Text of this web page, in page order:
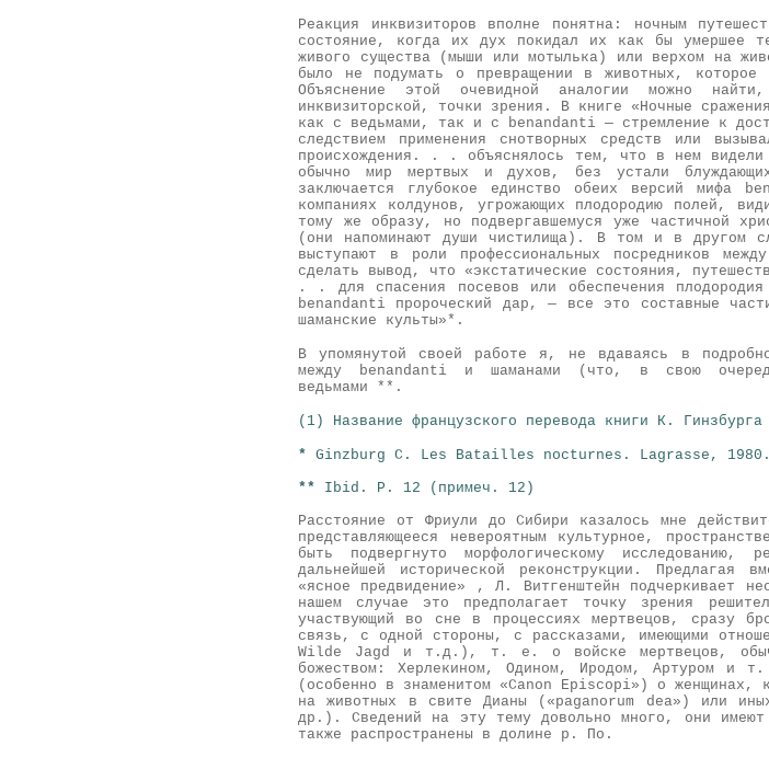
Реакция инквизиторов вполне понятна: ночным
состояние, когда их дух покидал их как бы умершее
живого существа (мыши или мотылька) или верхом на
было не подумать о превращении в животных, которое
Объяснение этой очевидной аналогии можно
инквизиторской, точки зрения. В книге «Ночные
как с ведьмами, так и с benandanti — стремление к
следствием применения снотворных средств или
происхождения. . . объяснялось тем, что в нем видели
обычно мир мертвых и духов, без устали
заключается глубокое единство обеих версий мифа
компаниях колдунов, угрожающих плодородию полей,
тому же образу, но подвергавшемуся уже частичной
(они напоминают души чистилища). В том и в другом
выступают в роли профессиональных посредников
сделать вывод, что «экстатические состояния,
. . для спасения посевов или обеспечения
benandanti пророческий дар, — все это составные
шаманские культы»*.
В упомянутой своей работе я, не вдаваясь в
между benandanti и шаманами (что, в свою
ведьмами **.
(1) Название французского перевода книги К.
* Ginzburg C. Les Batailles nocturnes. Lagrasse,
** Ibid. P. 12
(примеч. 12)
Расстояние от Фриули до Сибири казалось мне
представляющееся невероятным культурное,
быть подвергнуто морфологическому исследованию,
дальнейшей исторической реконструкции. Предлагая
«ясное предвидение» , Л. Витгенштейн подчеркивает
нашем случае это предполагает точку зрения
участвующий во сне в процессиях мертвецов, сразу
связь, с одной стороны, с рассказами, имеющими
Wilde Jagd и т.д.) , т. е. о войске мертвецов,
божеством: Херлекином, Одином, Иродом, Артуром и
(особенно в знаменитом «Саnon Episcopi») о женщинах,
на животных в свите Дианы («paganorum dea») или
др.). Сведений на эту тему довольно много, они имеют
также распространены в долине р. По.